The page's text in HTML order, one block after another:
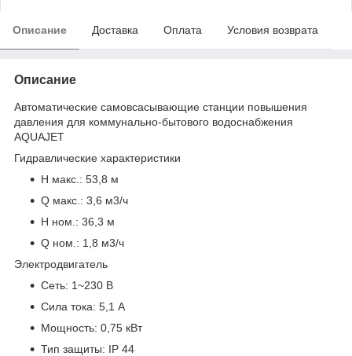
Описание Доставка Оплата Условия возврата
Описание
Автоматические самовсасывающие станции повышения
давления для коммунально-бытового водоснабжения
AQUAJET
Гидравлические характеристики
H макс.: 53,8 м
Q макс.: 3,6 м3/ч
H ном.: 36,3 м
Q ном.: 1,8 м3/ч
Электродвигатель
Сеть: 1~230 В
Сила тока: 5,1 А
Мощность: 0,75 кВт
Тип защиты: IP 44